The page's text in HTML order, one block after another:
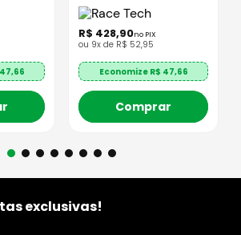
47,66
R$ 428,90no PIX
ou 9x de R$ 52,95
Economize R$ 47,66
Comprar
exclusivas!